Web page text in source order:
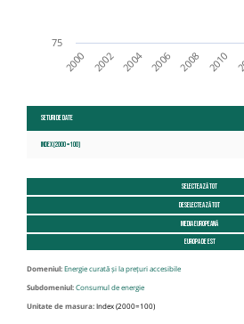
2000 2002 2004 2006 2008 2010
75
Seturi de date
Index (2000 = 100)
Selectează tot
Deselectează tot
Media Europeană
Europa de est
Domeniul:Energie curată și la prețuri accesibile
Subdomeniul:Consumul de energie
Unitate de masura:Index (2000=100)